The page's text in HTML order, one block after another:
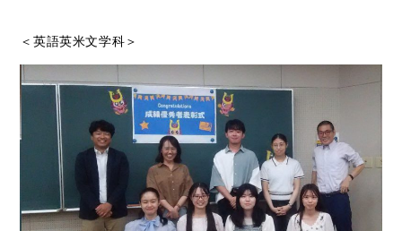
＜英語英米文学科＞